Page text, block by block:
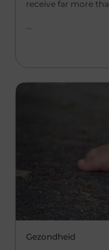
receive far more
...
Gezondheid